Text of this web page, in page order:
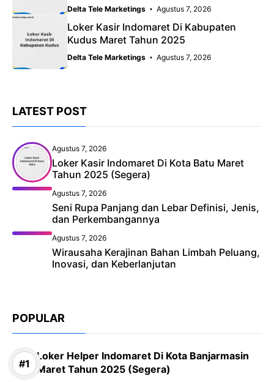
Delta Tele Marketings Agustus 7, 2026
Loker Kasir Indomaret Di Kabupaten
Kudus Maret Tahun 2025
Delta Tele Marketings Agustus 7, 2026
LATEST POST
Agustus 7, 2026
Loker Kasir Indomaret Di Kota Batu Maret
Tahun 2025 (Segera)
Agustus 7, 2026
Seni Rupa Panjang dan Lebar Definisi, Jenis,
dan Perkembangannya
Agustus 7, 2026
Wirausaha Kerajinan Bahan Limbah Peluang,
Inovasi, dan Keberlanjutan
POPULAR
Loker Helper Indomaret Di Kota Banjarmasin
Maret Tahun 2025 (Segera)